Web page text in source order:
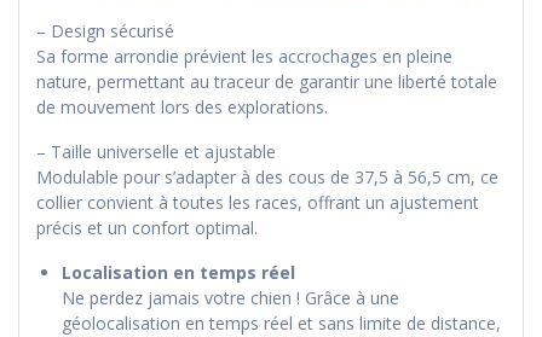
– Design sécurisé
Sa forme arrondie prévient les accrochages en pleine
nature, permettant au traceur de garantir une liberté totale
de mouvement lors des explorations.
– Taille universelle et ajustable
Modulable pour s’adapter à des cous de 37,5 à 56,5 cm, ce
collier convient à toutes les races, offrant un ajustement
précis et un confort optimal.
Localisation en temps réel
Ne perdez jamais votre chien ! Grâce à une
géolocalisation en temps réel et sans limite de distance,